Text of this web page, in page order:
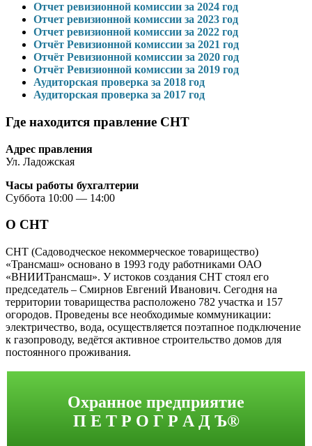
Отчет ревизионной комиссии за 2024 год
Отчет ревизионной комиссии за 2023 год
Отчет ревизионной комиссии за 2022 год
Отчёт Ревизионной комиссии за 2021 год
Отчёт Ревизионной комиссии за 2020 год
Отчёт Ревизионной комиссии за 2019 год
Аудиторская проверка за 2018 год
Аудиторская проверка за 2017 год
Где находится правление СНТ
Адрес правления
Ул. Ладожская
Часы работы бухгалтерии
Суббота 10:00 — 14:00
О СНТ
СНТ (Садоводческое некоммерческое товарищество)
«Трансмаш» основано в 1993 году работниками ОАО
«ВНИИТрансмаш». У истоков создания СНТ стоял его
председатель – Смирнов Евгений Иванович. Сегодня на
территории товарищества расположено 782 участка и 157
огородов. Проведены все необходимые коммуникации:
электричество, вода, осуществляется поэтапное подключение
к газопроводу, ведётся активное строительство домов для
постоянного проживания.
Охранное предприятие
П Е Т Р О Г Р А Д Ъ®